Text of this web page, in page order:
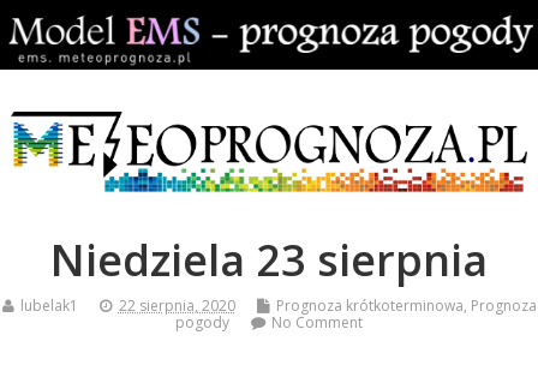
Niedziela 23 sierpnia
lubelak1 22 sierpnia, 2020 Prognoza krótkoterminowa, Prognoza
pogody
No Comment